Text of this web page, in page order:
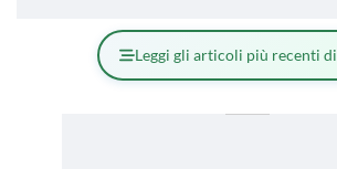
Leggi gli articoli più recenti di